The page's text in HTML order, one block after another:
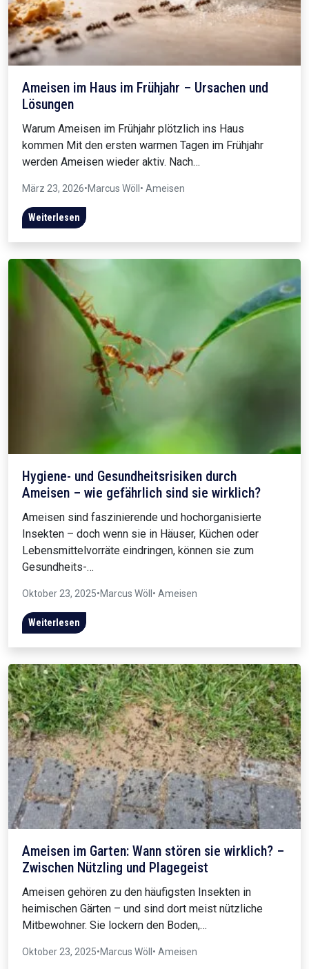
Ameisen im Haus im Frühjahr – Ursachen und
Lösungen
Warum Ameisen im Frühjahr plötzlich ins Haus
kommen Mit den ersten warmen Tagen im Frühjahr
werden Ameisen wieder aktiv. Nach…
März 23, 2026•Marcus Wöll • Ameisen
Weiterlesen
Hygiene- und Gesundheitsrisiken durch
Ameisen – wie gefährlich sind sie wirklich?
Ameisen sind faszinierende und hochorganisierte
Insekten – doch wenn sie in Häuser, Küchen oder
Lebensmittelvorräte eindringen, können sie zum
Gesundheits-…
Oktober 23, 2025•Marcus Wöll • Ameisen
Weiterlesen
Ameisen im Garten: Wann stören sie wirklich? –
Zwischen Nützling und Plagegeist
Ameisen gehören zu den häufigsten Insekten in
heimischen Gärten – und sind dort meist nützliche
Mitbewohner. Sie lockern den Boden,…
Oktober 23, 2025•Marcus Wöll• Ameisen